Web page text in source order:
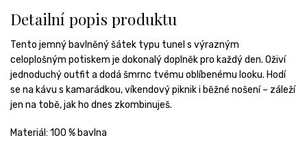
Detailní popis produktu
Tento jemný bavlněný šátek typu tunel s výrazným
celoplošným potiskem je dokonalý doplněk pro každý den. Oživí
jednoduchý outfit a dodá šmrnc tvému oblíbenému looku. Hodí
se na kávu s kamarádkou, víkendový piknik i běžné nošení – záleží
jen na tobě, jak ho dnes zkombinuješ.
Materiál: 100 % bavlna